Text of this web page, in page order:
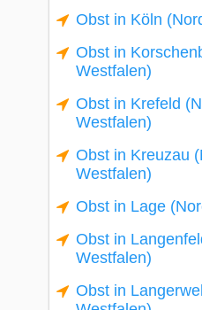
Obst in Köln
Obst in
Westfalen)
Obst in Krefeld
Westfalen)
Obst in Kreuzau
Westfalen)
Obst in Lage
Obst in
Westfalen)
Obst in